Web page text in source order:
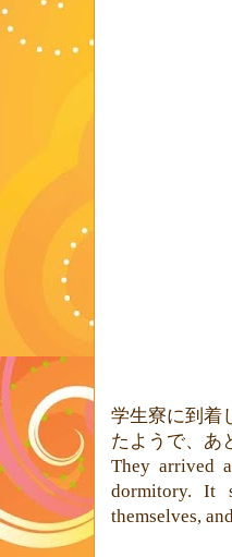
学生寮に到着
たようで、あ
They arrived
dormitory. It
themselves,